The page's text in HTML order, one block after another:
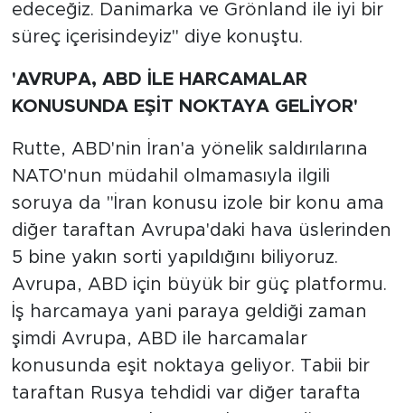
edeceğiz. Danimarka ve Grönland ile iyi bir
süreç içerisindeyiz" diye konuştu.
'AVRUPA, ABD İLE HARCAMALAR
KONUSUNDA EŞİT NOKTAYA GELİYOR'
Rutte, ABD'nin İran'a yönelik saldırılarına
NATO'nun müdahil olmamasıyla ilgili
soruya da "İran konusu izole bir konu ama
diğer taraftan Avrupa'daki hava üslerinden
5 bine yakın sorti yapıldığını biliyoruz.
Avrupa, ABD için büyük bir güç platformu.
İş harcamaya yani paraya geldiği zaman
şimdi Avrupa, ABD ile harcamalar
konusunda eşit noktaya geliyor. Tabii bir
taraftan Rusya tehdidi var diğer tarafta